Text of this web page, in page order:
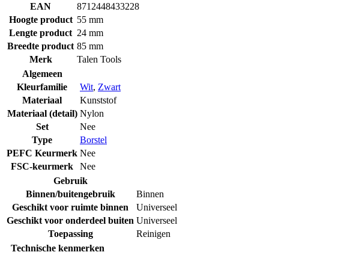
EAN
8712448433228
Hoogte product 55 mm
Lengte product 24 mm
Breedte product 85 mm
Merk
Talen Tools
Algemeen
Kleurfamilie
Wit, Zwart
Materiaal
Kunststof
Materiaal (detail) Nylon
Set
Nee
Type
Borstel
PEFC Keurmerk Nee
FSC-keurmerk
Nee
Gebruik
Binnen/buitengebruik
Binnen
Geschikt voor ruimte binnen
Universeel
Geschikt voor onderdeel buiten Universeel
Toepassing
Reinigen
Technische kenmerken